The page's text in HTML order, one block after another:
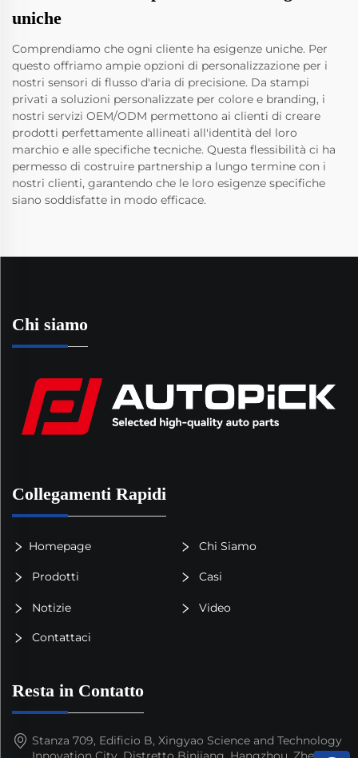
uniche
Comprendiamo che ogni cliente ha esigenze uniche. Per
questo offriamo ampie opzioni di personalizzazione per i
nostri sensori di flusso d'aria di precisione. Da stampi
privati a soluzioni personalizzate per colore e branding, i
nostri servizi OEM/ODM permettono ai clienti di creare
prodotti perfettamente allineati all'identità del loro
marchio e alle specifiche tecniche. Questa flessibilità ci ha
permesso di costruire partnership a lungo termine con i
nostri clienti, garantendo che le loro esigenze specifiche
siano soddisfatte in modo efficace.
Chi siamo
Collegamenti Rapidi
Homepage Chi Siamo
Prodotti Casi
Notizie Video
Contattaci
Resta in Contatto
Stanza 709, Edificio B, Xingyao Science and Technology